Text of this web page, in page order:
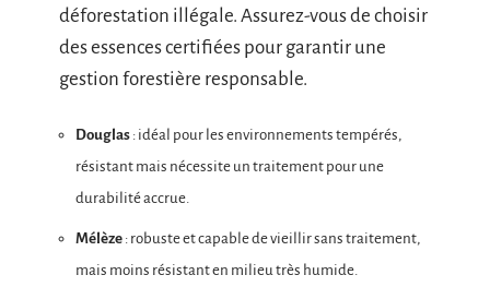
déforestation illégale. Assurez-vous de choisir
des essences certifiées pour garantir une
gestion forestière responsable.
Douglas : idéal pour les environnements tempérés,
résistant mais nécessite un traitement pour une
durabilité accrue.
Mélèze : robuste et capable de vieillir sans traitement,
mais moins résistant en milieu très humide.